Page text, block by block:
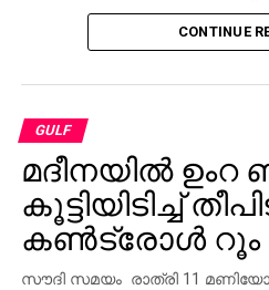
പ്രദേശത്ത് അപകടം നടന്നത്.
സംഘത്തില്‍ 46 പേര്‍ ബസില്‍
സഞ്ചരിക്കുമ്പോഴായിരുന്നു
കുറഞ്ഞത് 16 പേര്‍
ബസാര്‍ഘട്ട് മേഖലയില്‍
തെലങ്കാന ഐ.ടി മന്ത്രി ഡി.
വ്യക്തമാക്കി. മരിച്ചവരുടെ
സര്‍ക്കാര്‍ ഔദ്യോഗികമായി
CONTINUE
GULF
മദീനയില്‍ ഉംറ
കൂട്ടിയിടിച്ച്
കണ്‍ട്രോള്‍
സൗദി സമയം രാത്രി 11